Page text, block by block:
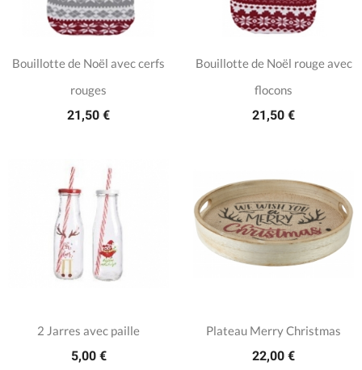
Bouillotte de Noël avec cerfs
rouges
21,50 €
Bouillotte de Noël rouge avec
flocons
21,50 €
2 Jarres avec paille
5,00 €
Plateau Merry Christmas
22,00 €